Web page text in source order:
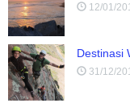
12/01/
Destinasi
31/12/